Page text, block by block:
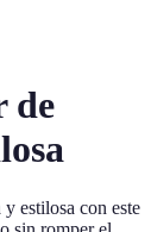
de
estilosa con este